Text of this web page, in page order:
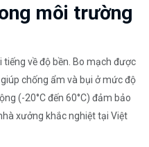
môi trường
về độ bền. Bo mạch được
chống ẩm và bụi ở mức độ
(-20°C đến 60°C) đảm bảo
xưởng khắc nghiệt tại Việt